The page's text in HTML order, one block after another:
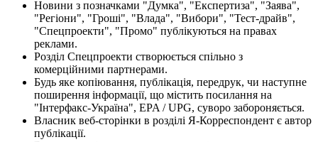
Новини з позначками "Думка", "Експертиза", "Заява",
"Регіони", "Гроші", "Влада", "Вибори", "Тест-драйв",
"Спецпроекти", "Промо" публікуються на правах
реклами.
Розділ Спецпроекти створюється спільно з
комерційними партнерами.
Будь яке копіювання, публікація, передрук, чи наступне
поширення інформації, що містить посилання на
"Інтерфакс-Україна", EPA / UPG, суворо забороняється.
Власник веб-сторінки в розділі Я-Корреспондент є автор
публікації.